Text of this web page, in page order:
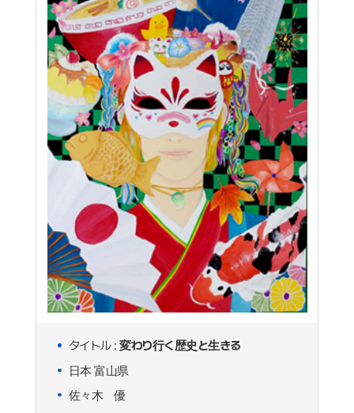
タイトル : 変わり行く歴史と生きる
日本 富山県
佐々木 優